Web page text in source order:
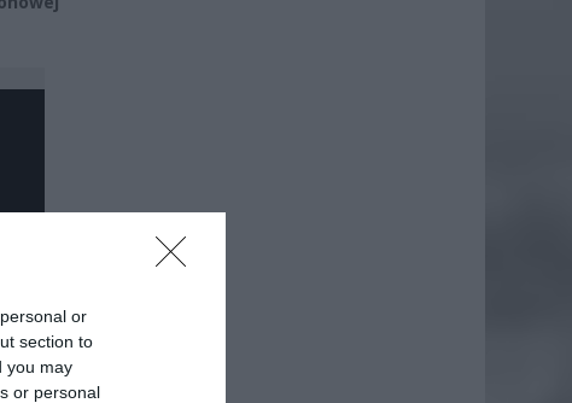
or
section to
you may
or personal